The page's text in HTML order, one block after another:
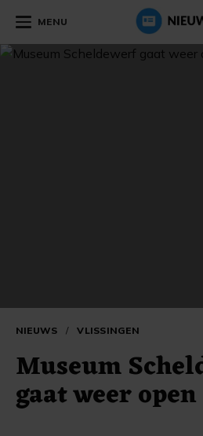
MENU
NIEUWS / VLISSINGEN
Museum
gaat weer open